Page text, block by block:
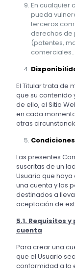
En cualquier
pueda
terceros
derechos de
(patentes,
El Titular trata de
que su contenido
de ello, el Sitio
en cada
otras
Las presentes
suscritas de un
Usuario que
una cuenta y los
destinados a
aceptación de
5.1. Requisitos
cuenta
Para crear una
que el Usuario
conformidad a lo